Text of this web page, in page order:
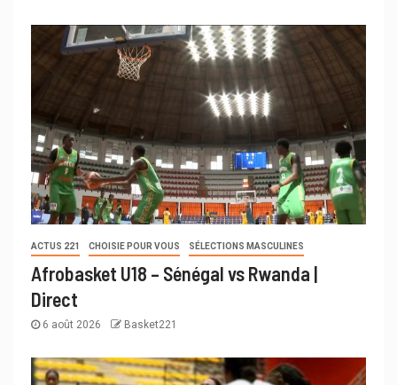
ACTUS 221 CHOISIE POUR VOUS SÉLECTIONS MASCULINES
Afrobasket U18 – Sénégal vs Rwanda |
Direct
6 août 2026 Basket221